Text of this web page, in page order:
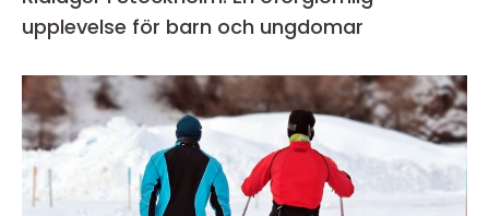
upplevelse för barn och ungdomar